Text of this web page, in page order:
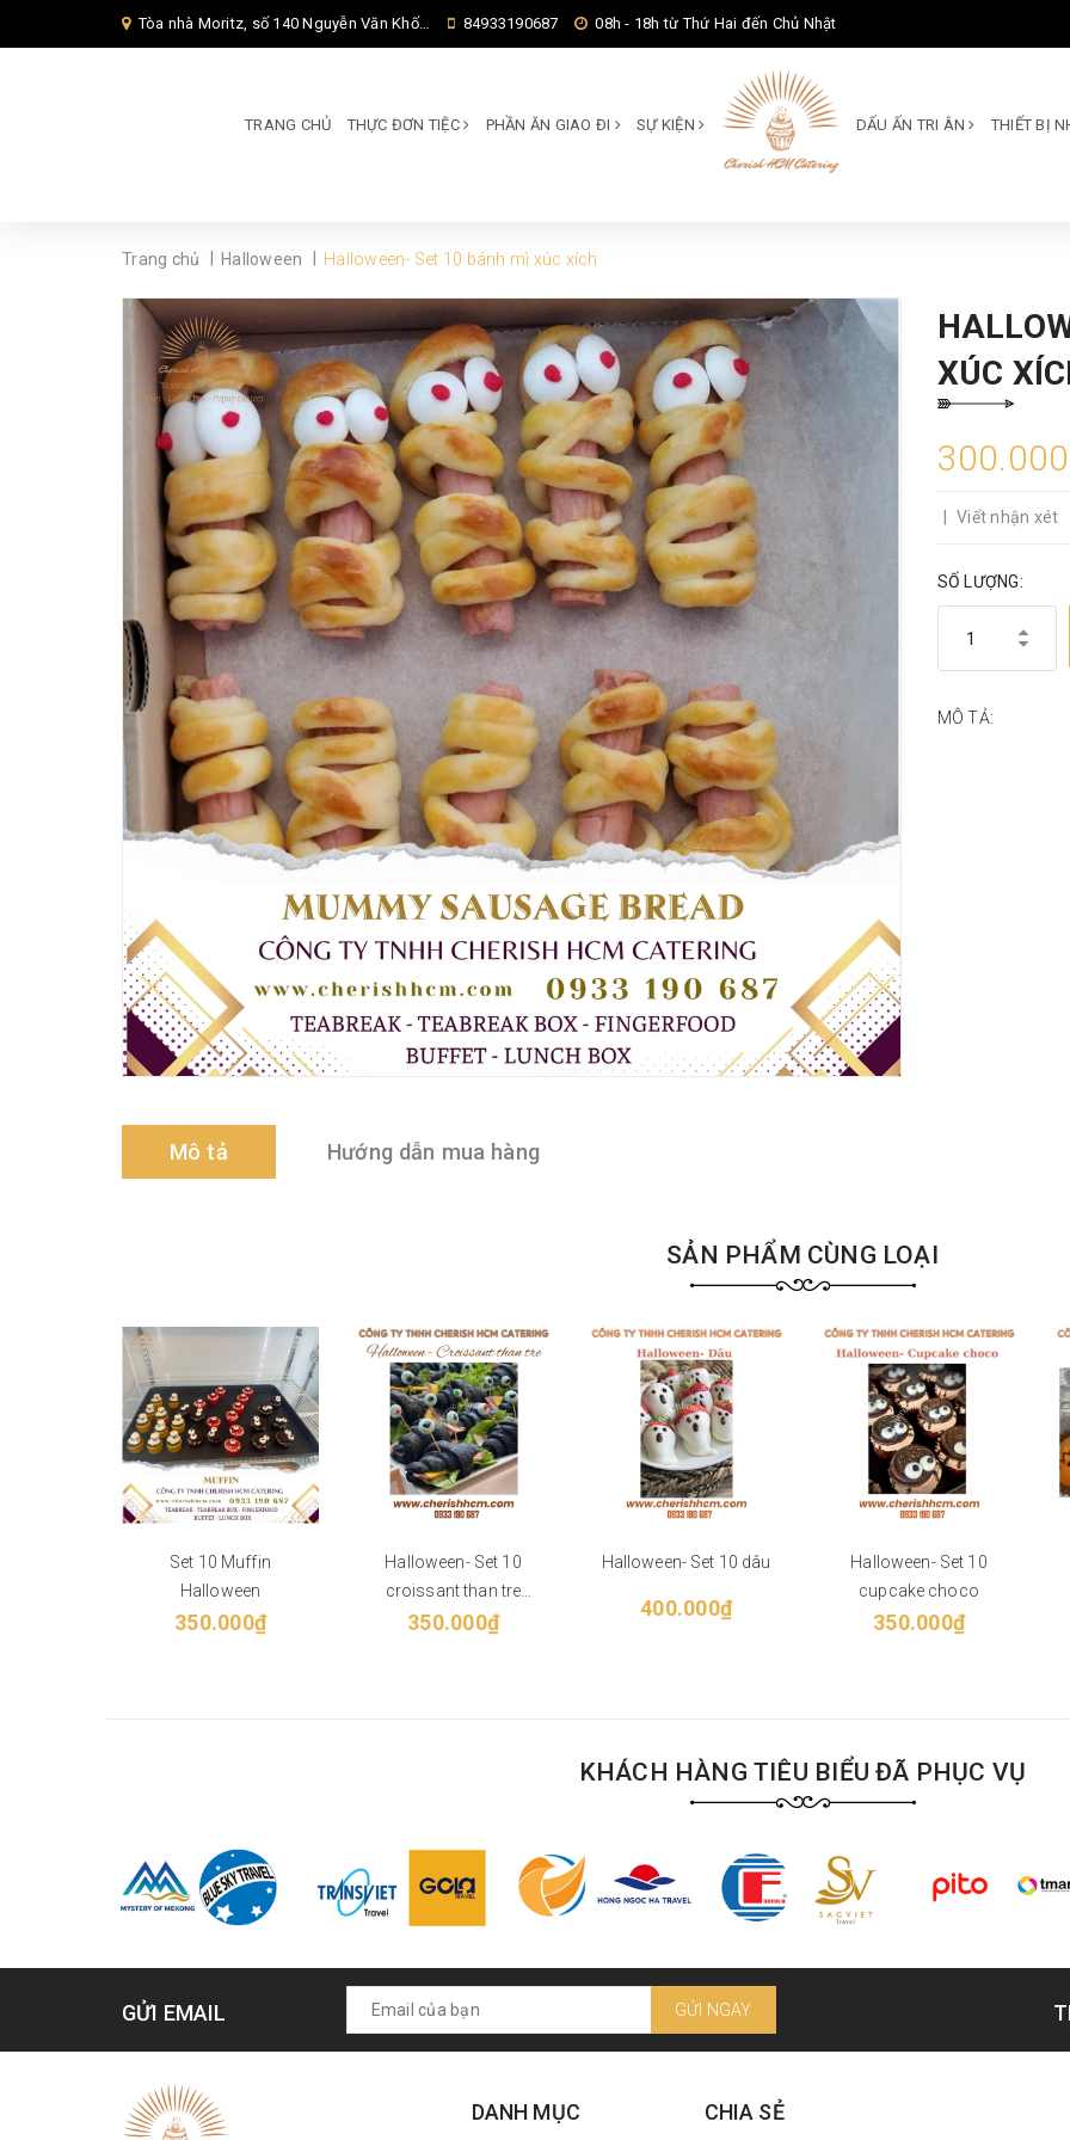
Tòa nhà Moritz, số 140 Nguyễn Văn Khối, Phường Thông Tây Hội, Thành phố Hồ Chí Minh, TP Hồ Chí Minh, 84933190687 08h - 18h từ Thứ Hai đến Chủ Nhật
TRANG CHỦ THỰC ĐƠN TIỆC PHẦN ĂN GIAO ĐI SỰ KIỆN DẤU ẤN TRI ÂN THIẾT BỊ
Trang chủ Halloween Halloween- Set 10 bánh mì xúc xích
XÚC
Viết nhận xét
SỐ LƯỢNG:
MÔ TẢ:
Mô tả Hướng dẫn mua hàng
SẢN PHẨM CÙNG LOẠI
Set 10 Muffin
Halloween
350.000₫
Halloween- Set 10
croissant than tre
ham cheese
350.000₫
Halloween- Set 10 dâu
400.000₫
Halloween- Set 10
cupcake choco
350.000₫
KHÁCH HÀNG TIÊU BIỂU ĐÃ PHỤC VỤ
GỬI EMAIL GỬI NGAY
DANH MỤC CHIA SẺ